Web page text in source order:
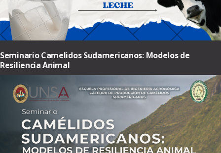
Seminario Camelidos Sudamericanos: Modelos de
Resiliencia Animal